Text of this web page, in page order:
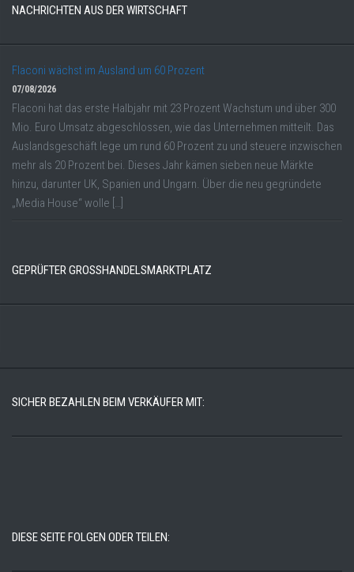
NACHRICHTEN AUS DER WIRTSCHAFT
Flaconi wächst im Ausland um 60 Prozent
07/08/2026
Flaconi hat das erste Halbjahr mit 23 Prozent Wachstum und über 300
Mio. Euro Umsatz abgeschlossen, wie das Unternehmen mitteilt. Das
Auslandsgeschäft lege um rund 60 Prozent zu und steuere inzwischen
mehr als 20 Prozent bei. Dieses Jahr kämen sieben neue Märkte
hinzu, darunter UK, Spanien und Ungarn. Über die neu gegründete
„Media House“ wolle […]
GEPRÜFTER GROSSHANDELSMARKTPLATZ
SICHER BEZAHLEN BEIM VERKÄUFER MIT:
DIESE SEITE FOLGEN ODER TEILEN: